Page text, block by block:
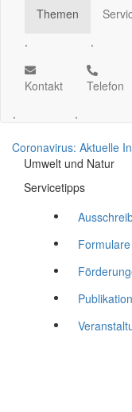
Themen
.
.
Kontakt
.
Telefon
.
Coronavirus: Aktuelle
Umwelt und Natur
Servicetipps
Formulare